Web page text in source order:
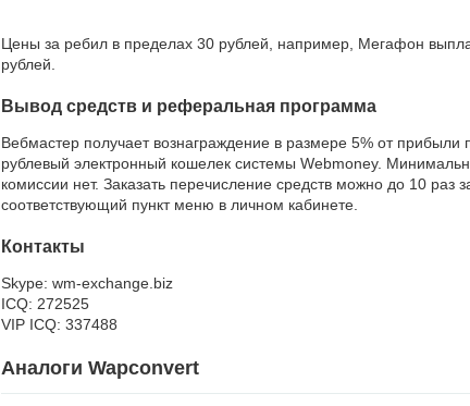
Цены за ребил в пределах 30 рублей, например, Мегафон
рублей.
Вывод средств и реферальная программа
Вебмастер получает вознаграждение в размере 5% от прибыли
рублевый электронный кошелек системы Webmoney.
комиссии нет. Заказать перечисление средств можно до 10 раз
соответствующий пункт меню в личном кабинете.
Контакты
Skype: wm-exchange.biz
ICQ: 272525
VIP ICQ: 337488
Аналоги Wapconvert